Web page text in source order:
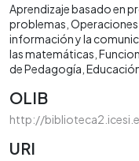
Aprendizaje basado en
problemas Operaciones
información y la
las matemáticas
de Pedagogía
OLIB
http://
URI